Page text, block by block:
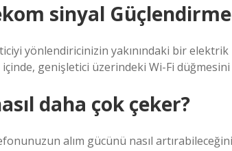
sinyal
yönlendiricinizin yakınındaki bir
içinde, genişletici üzerindeki Wi-Fi
daha çok çeker?
alım gücünü nasıl